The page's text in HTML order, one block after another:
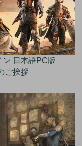
ン 日本語PC版
ご挨拶